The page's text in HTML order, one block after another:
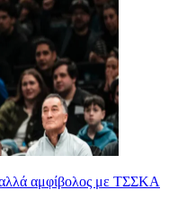
αλλά αμφίβολος με ΤΣΣΚΑ